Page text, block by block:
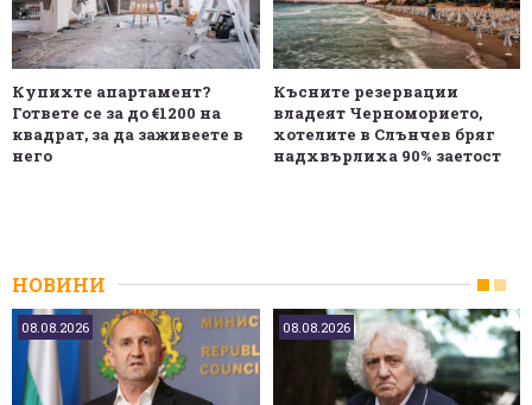
Купихте апартамент?
Гответе се за до €1200 на
квадрат, за да заживеете в
него
Късните резервации
владеят Черноморието,
хотелите в Слънчев бряг
надхвърлиха 90% заетост
НОВИНИ
08.08.2026 08.08.2026